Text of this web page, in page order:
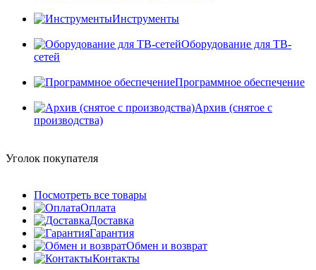
Инструменты
Оборудование для ТВ-
сетей
Программное обеспечение
Архив (снятое с
производства)
Уголок покупателя
Посмотреть все товары
Оплата
Доставка
Гарантия
Обмен и возврат
Контакты